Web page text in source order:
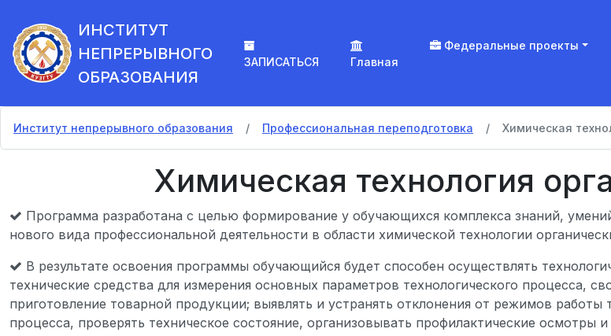
ИНСТИТУТ
НЕПРЕРЫВНОГО
ОБРАЗОВАНИЯ
ЗАПИСАТЬСЯ Главная
Федеральные проекты
Институт непрерывного образования Профессиональная переподготовка Химическая
Химическая технология
Программа разработана с целью формирование у обучающихся комплекса знаний,
нового вида профессиональной деятельности в области химической технологии
В результате освоения программы обучающийся будет способен осуществлять
технические средства для измерения основных параметров технологического процесса,
приготовление товарной продукции; выявлять и устранять отклонения от режимов работы
процесса, проверять техническое состояние, организовывать профилактические